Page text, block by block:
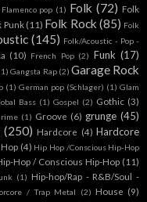
Flamenco pop (1) Folk (72) Folk
Punk (11) Folk Rock (85) Folk
(145) Folk/Acoustic - Pop -
(10) French Pop (2) Funk (17)
Gangsta Rap (2) Garage Rock
(1) German pop (Schlager) (1) Glam
Bass (1) Gospel (2) Gothic (3)
(1) Groove (6) grunge (45)
(250) Hardcore (4) Hardcore
(4) Hip Hop /Conscious Hip-Hop
Hop / Conscious Hip-Hop (11)
(1) Hip-hop/Rap - R&B/Soul -
/ Trap Metal (2) House (9)